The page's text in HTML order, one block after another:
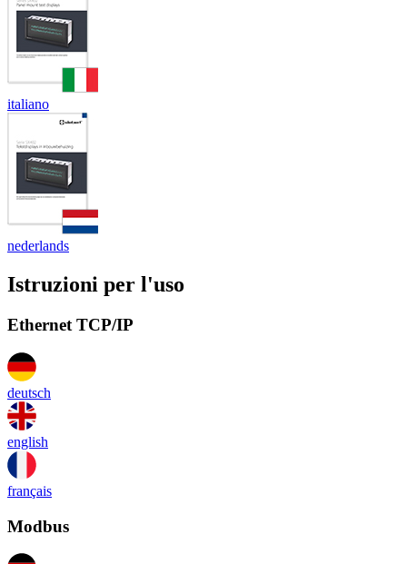
italiano
nederlands
Istruzioni per l'uso
Ethernet TCP/IP
deutsch
english
français
Modbus